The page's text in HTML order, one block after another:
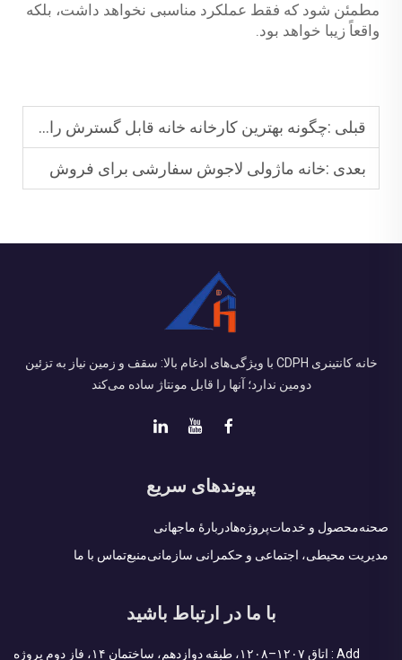
مطمئن شود که فقط عملکرد مناسبی نخواهد داشت، بلکه
واقعاً زیبا خواهد بود.
قبلی :چگونه بهترین کارخانه خانه قابل گسترش را پیدا کنید
بعدی :خانه ماژولی لاجوش سفارشی برای فروش
خانه کانتینری CDPH با ویژگی‌های ادغام بالا: سقف و زمین نیاز به تزئین
دومین ندارد؛ آنها را قابل مونتاژ ساده می‌کند
پیوندهای سریع
صحنهمحصول و خدماتپروژه‌هادربارهٔ ماجهانی
مدیریت محیطی، اجتماعی و حکمرانی سازمانیمنبعتماس با ما
با ما در ارتباط باشید
Add : اتاق ۱۲۰۷–۱۲۰۸، طبقه دوازدهم، ساختمان ۱۴، فاز دوم پروژه